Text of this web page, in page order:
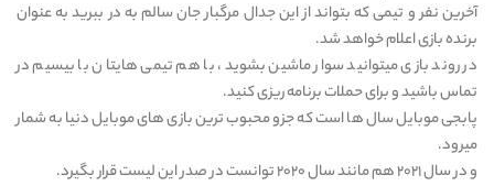
آخرین نفر و تیمی که بتواند از این جدال مرگبار جان سالم به در ببرید به عنوان
برنده بازی اعلام خواهد شد.
در روند بازی میتوانید سوار ماشین بشوید، با هم تیمی هایتان با بیسیم در
تماس باشید و برای حملات برنامه ریزی کنید.
پابجی موبایل سال ها است که جزو محبوب ترین بازی های موبایل دنیا به شمار
میرود.
و در سال ۲۰۲۱ هم مانند سال ۲۰۲۰ توانست در صدر این لیست قرار بگیرد.